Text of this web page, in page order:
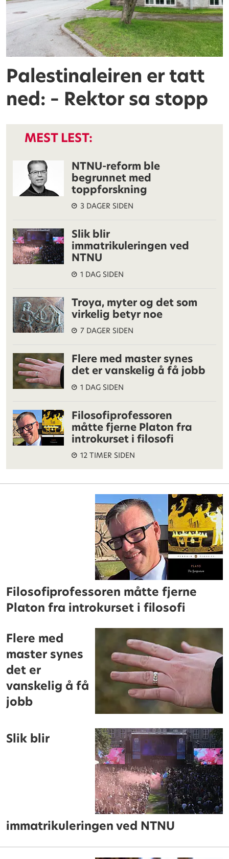
Palestinaleiren er tatt
ned: – Rektor sa stopp
MEST LEST:
NTNU-reform ble
begrunnet med
toppforskning
3 DAGER SIDEN
Slik blir
immatrikuleringen ved
NTNU
1 DAG SIDEN
Troya, myter og det som
virkelig betyr noe
7 DAGER SIDEN
Flere med master synes
det er vanskelig å få jobb
1 DAG SIDEN
Filosofiprofessoren
måtte fjerne Platon fra
introkurset i filosofi
12 TIMER SIDEN
Filosofiprofessoren måtte fjerne
Platon fra introkurset i filosofi
Flere med
master synes
det er
vanskelig å få
jobb
Slik blir
immatrikuleringen ved NTNU